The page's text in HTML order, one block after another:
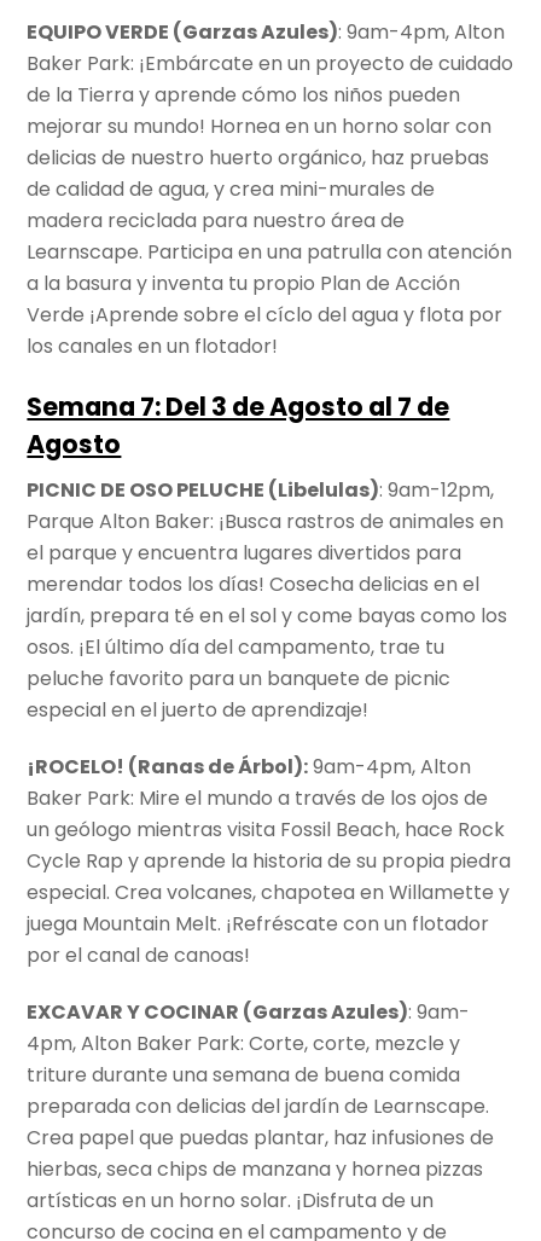
EQUIPO VERDE (Garzas Azules): 9am-4pm, Alton
Baker Park: ¡Embárcate en un proyecto de cuidado
de la Tierra y aprende cómo los niños pueden
mejorar su mundo! Hornea en un horno solar con
delicias de nuestro huerto orgánico, haz pruebas
de calidad de agua, y crea mini-murales de
madera reciclada para nuestro área de
Learnscape. Participa en una patrulla con atención
a la basura y inventa tu propio Plan de Acción
Verde ¡Aprende sobre el cíclo del agua y flota por
los canales en un flotador!
Semana 7: Del 3 de Agosto al 7 de
Agosto
PICNIC DE OSO PELUCHE (Libelulas): 9am-12pm,
Parque Alton Baker: ¡Busca rastros de animales en
el parque y encuentra lugares divertidos para
merendar todos los días! Cosecha delicias en el
jardín, prepara té en el sol y come bayas como los
osos. ¡El último día del campamento, trae tu
peluche favorito para un banquete de picnic
especial en el juerto de aprendizaje!
¡ROCELO! (Ranas deÁrbol):9am-4pm, Alton
Baker Park: Mire el mundo a través de los ojos de
un geólogo mientras visita Fossil Beach, hace Rock
Cycle Rap y aprende la historia de su propia piedra
especial. Crea volcanes, chapotea en Willamette y
juega Mountain Melt. ¡Refréscate con un flotador
por el canal de canoas!
EXCAVAR Y COCINAR (Garzas Azules): 9am-
4pm, Alton Baker Park: Corte, corte, mezcle y
triture durante una semana de buena comida
preparada con delicias del jardín de Learnscape.
Crea papel que puedas plantar, haz infusiones de
hierbas, seca chips de manzana y hornea pizzas
artísticas en un horno solar. ¡Disfruta de un
concurso de cocina en el campamento y de